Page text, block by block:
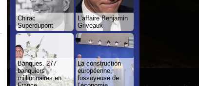
Chirac
Superdupont
L’affaire Benjamin
Griveaux
Banques. 277
banquiers
millionnaires en
La construction
européenne,
fossoyeuse de